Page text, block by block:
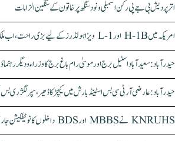
اتر پردیش بی جے پی رکن اسمبلی ونود سنگھ پر خاتون کے سنگین الزامات
امریکہ میں H-1B اور L-1 ویزا ہولڈرز کے لیے بڑی راحت، اب ملک چھوڑے بغیر ویزا تجدید ممکن
حیدرآباد: سعیدآباد اسٹیل برج اور موسیٰ رام باغ برج کا وزراء و دیگر
حیدرآباد: عارضی آر ٹی سی بس اسٹینڈ بارش میں کیچڑ کا ڈھیر، سپر لگژری
KNRUHS نے MBBS اور BDS داخلوں کا نوٹیفکیشن جاری کر دیا